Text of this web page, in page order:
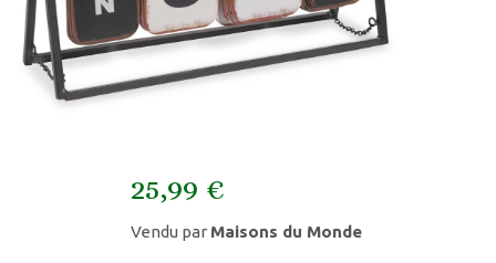
25,99 €
Vendu par Maisons du Monde